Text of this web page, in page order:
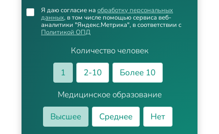
Количество человек
1
2-10
Более 10
Медицинское образование
Высшее
Среднее Нет
Я даю согласие на обработку персональных
данных, в том числе помощью сервиса веб-
аналитики "Яндекс.Метрика", в соответствии с
Политикой ОПД